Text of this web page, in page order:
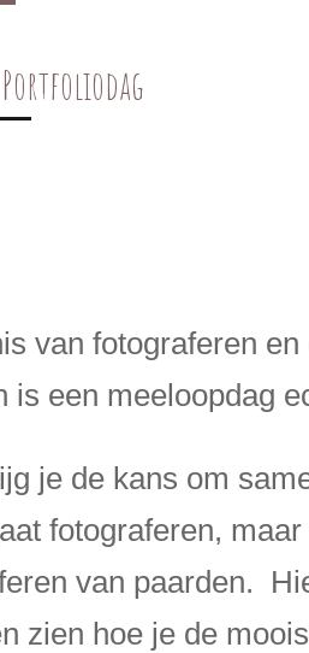
van fotograferen
een meeloopdag
je de kans om
fotograferen,
van paarden.
zien hoe je de